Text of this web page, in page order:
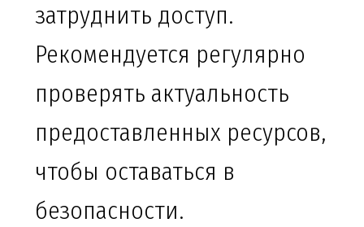
затруднить доступ.
Рекомендуется регулярно
проверять актуальность
предоставленных ресурсов,
чтобы оставаться в
безопасности.